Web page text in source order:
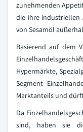
zunehmenden
die ihre industriellen
von Sesamöl
Basierend auf dem
Hypermärkte,
Segment
Marktanteils und
Da
sind, haben sie